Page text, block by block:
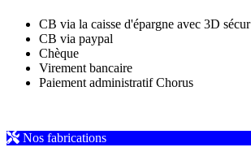
CB via la caisse d'épargne avec 3D sécur
CB via paypal
Chèque
Virement bancaire
Paiement administratif Chorus
Nos fabrications